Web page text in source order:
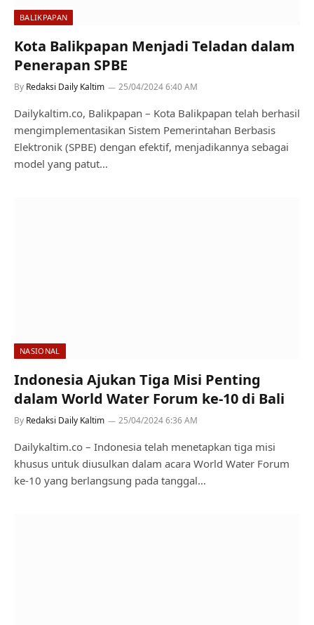
BALIKPAPAN
Kota Balikpapan Menjadi Teladan dalam
Penerapan SPBE
By Redaksi Daily Kaltim 25/04/2024 6:40 AM
Dailykaltim.co, Balikpapan – Kota Balikpapan telah berhasil
mengimplementasikan Sistem Pemerintahan Berbasis
Elektronik (SPBE) dengan efektif, menjadikannya sebagai
model yang patut…
NASIONAL
Indonesia Ajukan Tiga Misi Penting
dalam World Water Forum ke-10 di Bali
By Redaksi Daily Kaltim 25/04/2024 6:36 AM
Dailykaltim.co – Indonesia telah menetapkan tiga misi
khusus untuk diusulkan dalam acara World Water Forum
ke-10 yang berlangsung pada tanggal…